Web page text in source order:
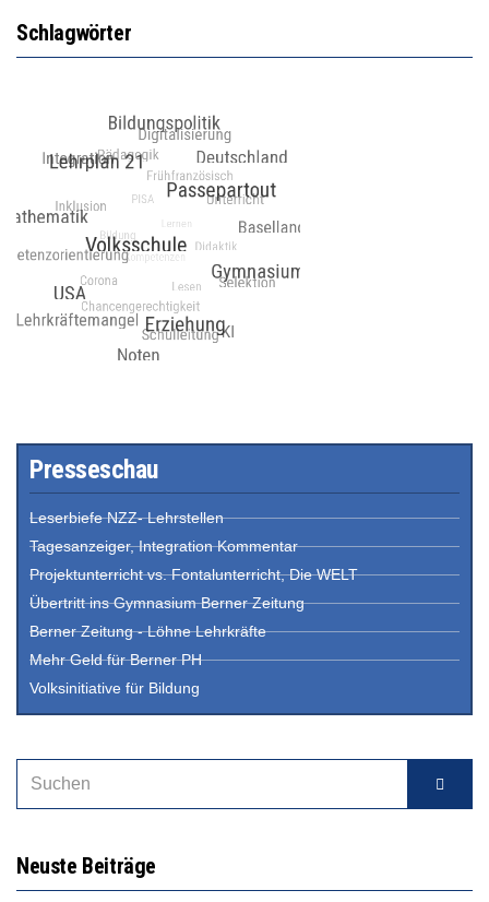
Schlagwörter
Presseschau
Leserbiefe NZZ- Lehrstellen
Tagesanzeiger, Integration Kommentar
Projektunterricht vs. Fontalunterricht, Die WELT
Übertritt ins Gymnasium Berner Zeitung
Berner Zeitung - Löhne Lehrkräfte
Mehr Geld für Berner PH
Volksinitiative für Bildung
Neuste Beiträge